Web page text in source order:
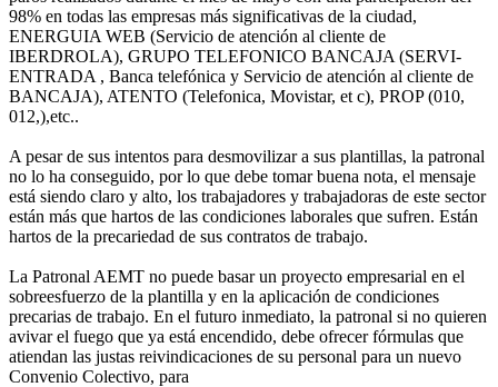
98% en todas las empresas más significativas de la ciudad,
ENERGUIA WEB (Servicio de atención al cliente de
IBERDROLA), GRUPO TELEFONICO BANCAJA (SERVI-
ENTRADA , Banca telefónica y Servicio de atención al cliente de
BANCAJA), ATENTO (Telefonica, Movistar, et c), PROP (010,
012,),etc..
A pesar de sus intentos para desmovilizar a sus plantillas, la patronal
no lo ha conseguido, por lo que debe tomar buena nota, el mensaje
está siendo claro y alto, los trabajadores y trabajadoras de este sector
están más que hartos de las condiciones laborales que sufren. Están
hartos de la precariedad de sus contratos de trabajo.
La Patronal AEMT no puede basar un proyecto empresarial en el
sobreesfuerzo de la plantilla y en la aplicación de condiciones
precarias de trabajo. En el futuro inmediato, la patronal si no quieren
avivar el fuego que ya está encendido, debe ofrecer fórmulas que
atiendan las justas reivindicaciones de su personal para un nuevo
Convenio Colectivo, para